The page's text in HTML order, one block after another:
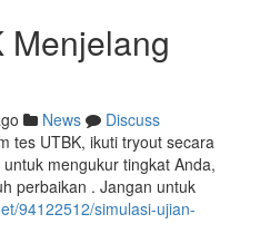
Menjelang
News
Discuss
tes UTBK, ikuti tryout secara
mengukur tingkat Anda,
perbaikan . Jangan untuk
94122512/simulasi-ujian-